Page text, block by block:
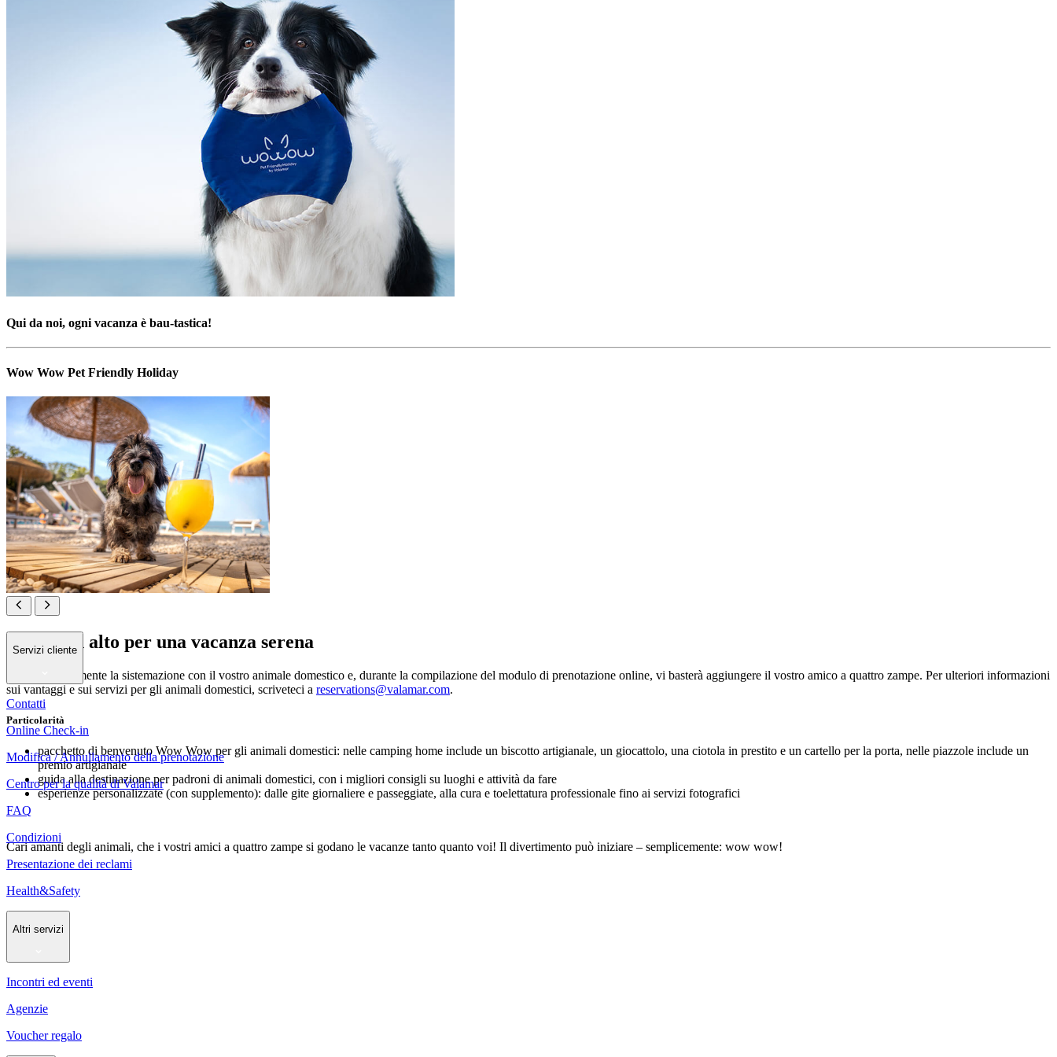
Qui da noi, ogni vacanza è bau-tastica!
Wow Wow Pet Friendly Holiday
Zampa in alto per una vacanza serena
Prenotate facilmente la sistemazione con il vostro animale domestico e, durante la compilazione del modulo di prenotazione online, vi basterà aggiungere il vostro amico a quattro zampe. Per ulteriori informazioni
sui vantaggi e sui servizi per gli animali domestici, scriveteci a reservations@valamar.com.
Particolarità
pacchetto di benvenuto Wow Wow per gli animali domestici: nelle camping home include un biscotto artigianale, un giocattolo, una ciotola in prestito e un cartello per la porta, nelle piazzole include un
premio artigianale
guida alla destinazione per padroni di animali domestici, con i migliori consigli su luoghi e attività da fare
esperienze personalizzate (con supplemento): dalle gite giornaliere e passeggiate, alla cura e toelettatura professionale fino ai servizi fotografici
Cari amanti degli animali, che i vostri amici a quattro zampe si godano le vacanze tanto quanto voi! Il divertimento può iniziare – semplicemente: wow wow!
Servizi cliente
Contatti
Online Check-in
Modifica / Annullamento della prenotazione
Centro per la qualità di Valamar
FAQ
Condizioni
Presentazione dei reclami
Health&Safety
Altri servizi
Incontri ed eventi
Agenzie
Voucher regalo